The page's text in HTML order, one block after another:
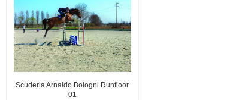
Scuderia Arnaldo Bologni Runfloor
01